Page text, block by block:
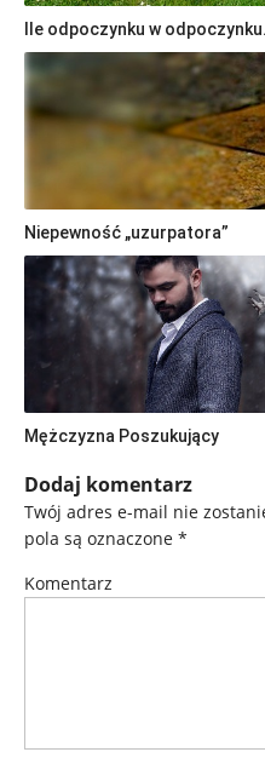
Ile odpoczynku w
Niepewność „uzurpatora”
Mężczyzna Poszukujący
Dodaj komentarz
Twój adres e-mail nie
pola są oznaczone *
Komentarz